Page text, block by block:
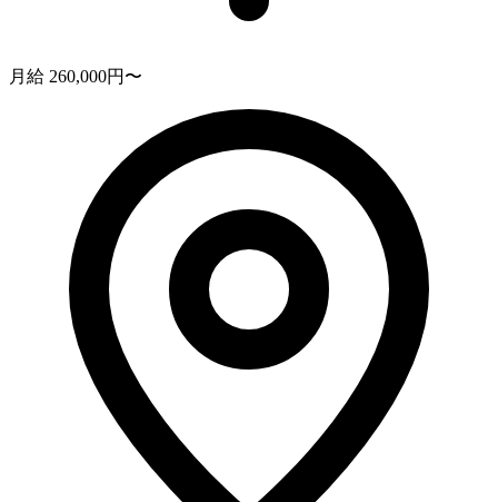
月給 260,000円〜